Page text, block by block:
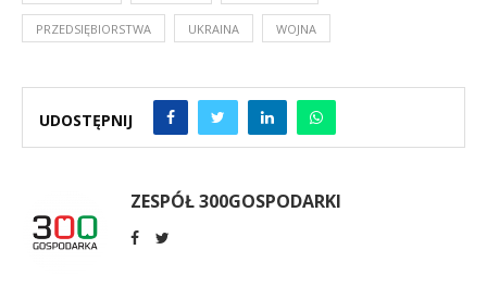
PRZEDSIĘBIORSTWA UKRAINA WOJNA
UDOSTĘPNIJ
ZESPÓŁ 300GOSPODARKI